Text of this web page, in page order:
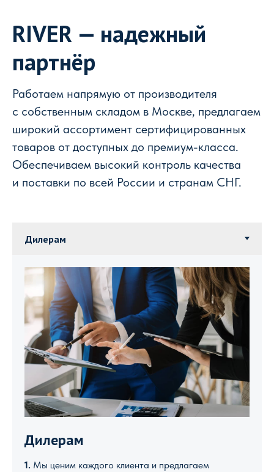
RIVER — надежный
партнёр
Работаем напрямую от производителя
с собственным складом в Москве, предлагаем
широкий ассортимент сертифицированных
товаров от доступных до премиум-класса.
Обеспечиваем высокий контроль качества
и поставки по всей России и странам СНГ.
Дилерам
1. Мы ценим каждого клиента и предлагаем